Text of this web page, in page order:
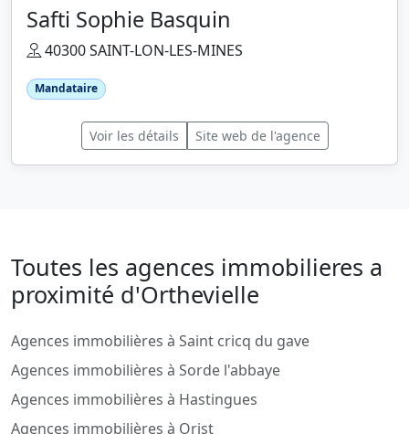
Safti Sophie Basquin
40300 SAINT-LON-LES-MINES
Mandataire
Voir les détails Site web de l'agence
Toutes les agences immobilieres a
proximité d'Orthevielle
Agences immobilières à Saint cricq du gave
Agences immobilières à Sorde l'abbaye
Agences immobilières à Hastingues
Agences immobilières à Orist